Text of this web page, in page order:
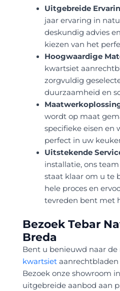
Uitgebreide
jaar ervaring in
deskundig advies
kiezen van het
Hoogwaardige
kwartsiet
zorgvuldig
duurzaamheid en
wordt op maat
specifieke eisen en
perfect in uw
Uitstekende
installatie, ons
staat klaar om u te
hele proces en
tevreden bent met
Bezoek Tebar
Bent u benieuwd naar
kwartsiet
Bezoek onze showroom
uitgebreide aanbod aan